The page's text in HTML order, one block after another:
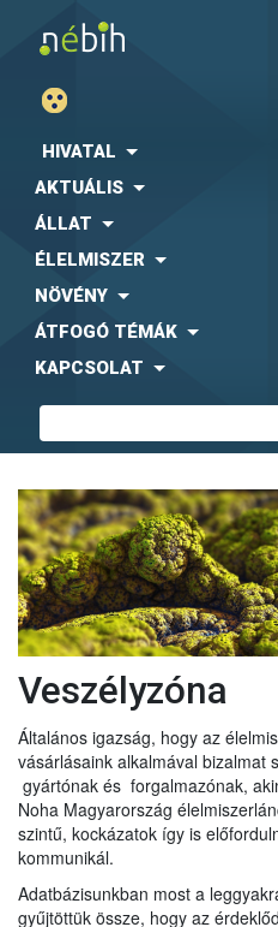
HIVATAL
AKTUÁLIS
ÁLLAT
ÉLELMISZER
NÖVÉNY
ÁTFOGÓ TÉMÁK
KAPCSOLAT
Veszélyzóna
Általános igazság, hogy az
vásárlásaink alkalmával bizalmat
gyártónak és forgalmazónak,
Noha Magyarország
szintű, kockázatok így is
kommunikál.
Adatbázisunkban most a
gyűjtöttük össze, hogy az